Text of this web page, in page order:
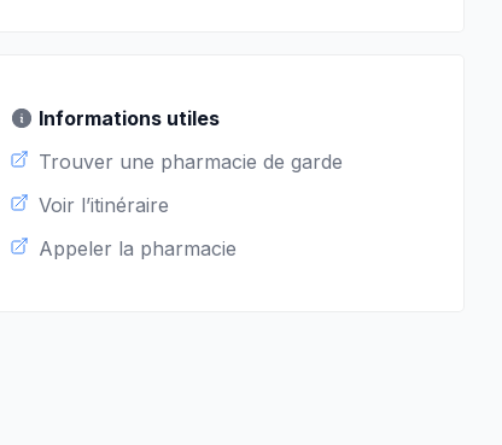
Informations utiles
Trouver une pharmacie de garde
Voir l’itinéraire
Appeler la pharmacie